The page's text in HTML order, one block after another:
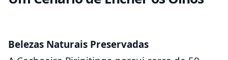
Belezas Naturais Preservadas